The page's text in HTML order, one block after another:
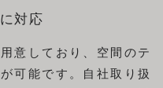
対応
意しており、空間のテ
可能です。自社取り扱